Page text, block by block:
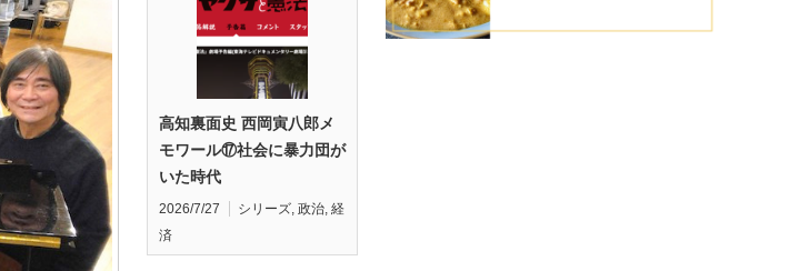
高知裏面史 西岡寅八郎メ
モワール⑰社会に暴力団が
いた時代
2026/7/27 シリーズ, 政治, 経
済